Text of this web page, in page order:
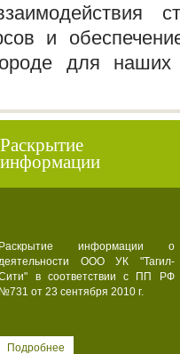
и
для
Раскрытие
информации
Раскрытие информации о
деятельности ООО УК "Тагил-
в соответствии с ПП РФ
№731 от 23 сентября 2010 г.
Подробнее